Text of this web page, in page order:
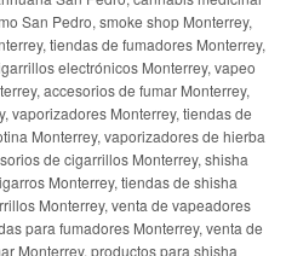
San Pedro, smoke shop Monterrey,
tiendas de fumadores Monterrey,
electrónicos Monterrey, vapeo
accesorios de fumar Monterrey,
vaporizadores Monterrey, tiendas de
Monterrey, vaporizadores de hierba
de cigarrillos Monterrey, shisha
Monterrey, tiendas de shisha
Monterrey, venta de vapeadores
para fumadores Monterrey, venta de
Monterrey, productos para shisha